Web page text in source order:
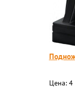
Цена: 4